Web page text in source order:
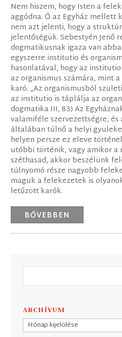
Nem hiszem, hogy Isten a
aggódna. Ő az Egyház mellett
nem azt jelenti, hogy a
jelentőségük. Sebestyén Jenő
dogmatikusnak igaza van
egyszerre institutio és
hasonlatával, hogy az
az organismus számára, mint
karó. „Az organismusból
az institutio is táplálja az
dogmatika III, 83) Az
valamiféle szervezettségre, és
általában túlnő a helyi
helyen persze ez eleve
utóbbi történik, vagy amikor
széthasad, akkor beszélünk
túlnyomó része nagyobb
maguk a felekezetek is
letűzött karók.
BŐVEBBEN
ARCHÍVUM
Archívum